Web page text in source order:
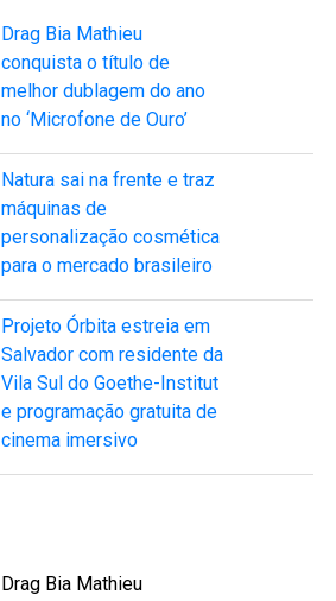
Drag Bia Mathieu
conquista o título de
melhor dublagem do ano
no ‘Microfone de Ouro’
Natura sai na frente e traz
máquinas de
personalização cosmética
para o mercado brasileiro
Projeto Órbita estreia em
Salvador com residente da
Vila Sul do Goethe-Institut
e programação gratuita de
cinema imersivo
Drag Bia Mathieu